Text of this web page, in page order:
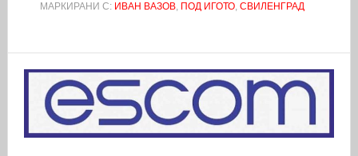
МАРКИРАНИ С: ИВАН ВАЗОВ, ПОД ИГОТО, СВИЛЕНГРАД